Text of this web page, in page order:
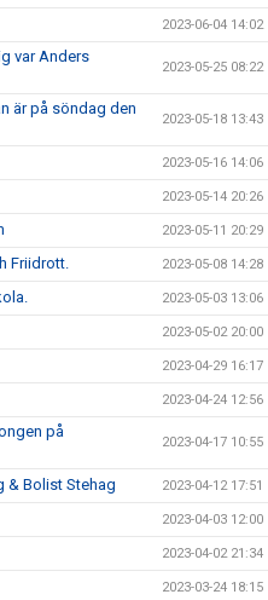
2023-06-04 14:02
var Anders
2023-05-25 08:22
är på söndag den
2023-05-18 13:43
2023-05-16 14:06
2023-05-14 20:26
2023-05-11 20:29
Friidrott. 2023-05-08 14:28
2023-05-03 13:06
2023-05-02 20:00
2023-04-29 16:17
2023-04-24 12:56
på
2023-04-17 10:55
& Bolist Stehag 2023-04-12 17:51
2023-04-03 12:00
2023-04-02 21:34
2023-03-24 18:15